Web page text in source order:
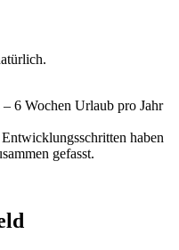
6 Wochen Urlaub pro Jahr
haben
gefasst.